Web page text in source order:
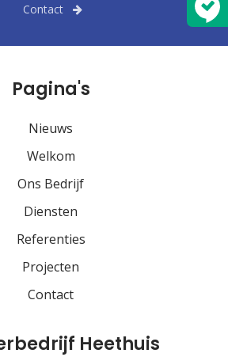
Contact
Pagina's
Nieuws
Welkom
Ons Bedrijf
Diensten
Referenties
Projecten
Contact
Heethuis